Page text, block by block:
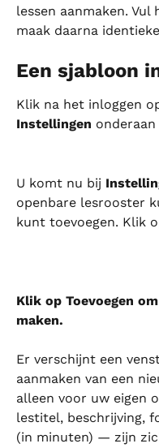
lessen aanmaken.
maak daarna
Een sjabloon
Klik na het inloggen
Instellingen
U komt nu bij
openbare lesrooster
kunt toevoegen. Klik
Klik op Toevoegen
maken.
Er verschijnt een
aanmaken van een
alleen voor uw eigen
lestitel, beschrijving,
(in minuten) — zijn